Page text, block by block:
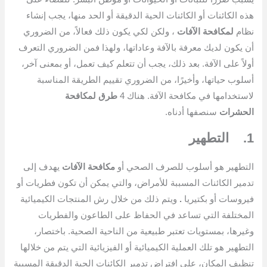
هذه الكائنات أو الكائنات الحية الدقيقة أو الحد منها، يجب إنشاء
نظام لمكافحة الآفات ، ولكن لكي يكون ذلك فعالاً، من الضروري
أن يكون لديك معرفة بالآفة وعاداتها، ولهذا فمن الضروري التعرف
أولاً على الآفة. بعد ذلك، يجب أن تتعلم كيف تعمل، أو بمعنى آخر،
أسلوب حياتها، وأخيرًا، من الضروري تقييم الطريقة المناسبة
لاستخدامها في مكافحة الآفة. هناك 4
طرق لمكافحة
الحشرات سنصفها أدناه.
1. التطهير
التطهير هو أسلوب للصرف الصحي أومكافحة الآفات يهدف إلى
تدمير الكائنات المسببة للأمراض، والتي يمكن أن تكون فطريات أو
فيروسات أو بكتيريا . ويتم ذلك من خلال رش المنتجات الكيميائية
المختلفة التي تساعد في الحفاظ على الطاعون والفطريات
وغيرها، بمستويات تعتبر طبيعية من الناحية الصحية. باختصار،
التطهير هو تلك العملية الكيميائية أو الفيزيائية التي يتم من خلالها
تنظيف المكان، على افتراض تدمير الكائنات الحية الدقيقة المسببة